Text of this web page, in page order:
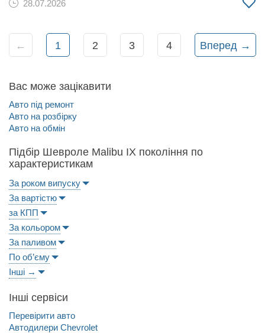
28.07.2026
← 1 2 3 4 Вперед →
Вас може зацікавити
Авто під ремонт
Авто на розбірку
Авто на обмін
Підбір Шевроле Malibu IX покоління по
характеристикам
За роком випуску
За вартістю
за КПП
За кольором
За паливом
По об’єму
Інші →
Інші сервіси
Перевірити авто
Автодилери Chevrolet